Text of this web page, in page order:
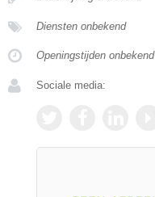
Diensten onbekend
Openingstijden onbekend
Sociale media: